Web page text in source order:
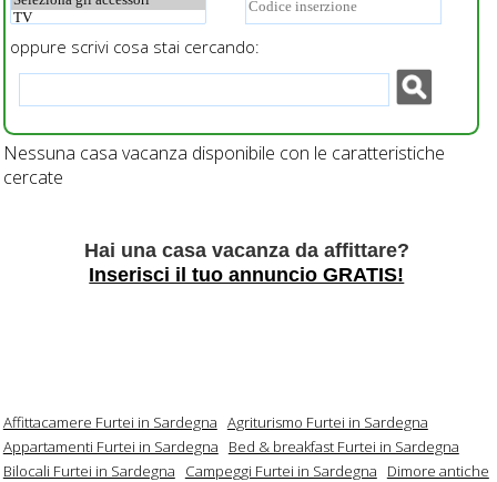
oppure scrivi cosa stai cercando:
Nessuna casa vacanza disponibile con le caratteristiche
cercate
Hai una casa vacanza da affittare?
Inserisci il tuo annuncio GRATIS!
Affittacamere Furtei in Sardegna Agriturismo Furtei in Sardegna
Appartamenti Furtei in Sardegna
Bed & breakfast Furtei in Sardegna
Bilocali Furtei in Sardegna
Campeggi Furtei in Sardegna
Dimore antiche